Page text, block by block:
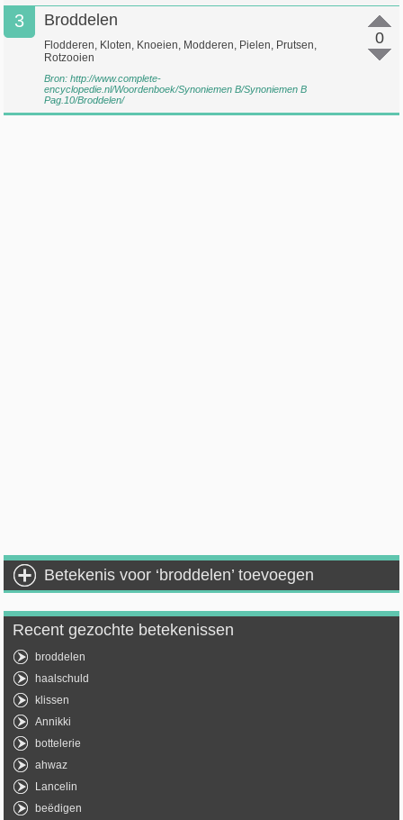
3
0
Broddelen
Flodderen, Kloten, Knoeien, Modderen, Pielen, Prutsen,
Rotzooien
Bron:http://www.complete-
encyclopedie.nl/Woordenboek/Synoniemen B/Synoniemen B
Pag.10/Broddelen/
Betekenis voor ‘broddelen’ toevoegen
Recent gezochte betekenissen
broddelen
haalschuld
klissen
Annikki
bottelerie
ahwaz
Lancelin
beëdigen